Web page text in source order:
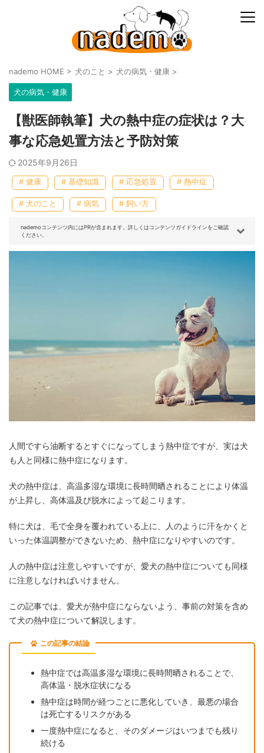
nademo HOME > 犬のこと > 犬の病気・健康 >
犬の病気・健康
【獣医師執筆】犬の熱中症の症状は？大
事な応急処置方法と予防対策
2025年9月26日
# 健康 # 基礎知識 # 応急処置 # 熱中症
# 犬のこと # 病気 # 飼い方
nademoコンテンツ内にはPRが含まれます。詳しくはコンテンツガイドラインをご確認
ください。
人間ですら油断するとすぐになってしまう熱中症ですが、実は犬
も人と同様に熱中症になります。
犬の熱中症は、高温多湿な環境に長時間晒されることにより体温
が上昇し、高体温及び脱水によって起こります。
特に犬は、毛で全身を覆われている上に、人のように汗をかくと
いった体温調整ができないため、熱中症になりやすいのです。
人の熱中症は注意しやすいですが、愛犬の熱中症についても同様
に注意しなければいけません。
この記事では、愛犬が熱中症にならないよう、事前の対策を含め
て犬の熱中症について解説します。
この記事の結論
熱中症では高温多湿な環境に長時間晒されることで、
高体温・脱水症状になる
熱中症は時間が経つごとに悪化していき、最悪の場合
は死亡するリスクがある
一度熱中症になると、そのダメージはいつまでも残り
続ける